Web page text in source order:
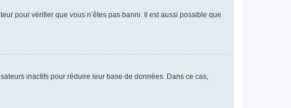
pour vérifier que vous n’êtes pas banni. Il est aussi possible que
inactifs pour réduire leur base de données. Dans ce cas,